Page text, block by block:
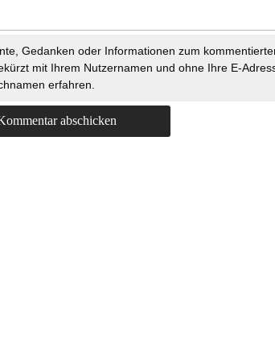
Gedanken oder Informationen zum
mit Ihrem Nutzernamen und ohne Ihre E-
erfahren.